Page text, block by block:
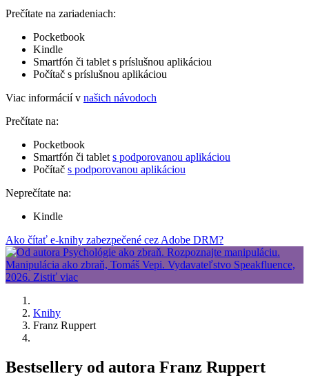
Prečítate na zariadeniach:
Pocketbook
Kindle
Smartfón či tablet s príslušnou aplikáciou
Počítač s príslušnou aplikáciou
Viac informácií v našich návodoch
Prečítate na:
Pocketbook
Smartfón či tablet s podporovanou aplikáciou
Počítač s podporovanou aplikáciou
Neprečítate na:
Kindle
Ako čítať e-knihy zabezpečené cez Adobe DRM?
Knihy
Franz Ruppert
Bestsellery od autora Franz Ruppert